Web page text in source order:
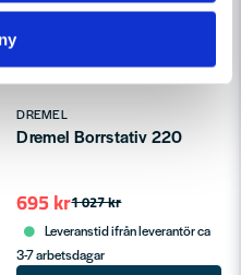
2400W 355mm
DREMEL
Dremel Borrstativ 220
1 027 kr
695 kr
Leveranstid ifrån leverantör ca
3-7 arbetsdagar